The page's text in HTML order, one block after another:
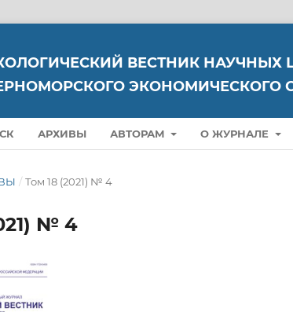
ВЕСТНИК НАУЧНЫХ
ЭКОНОМИЧЕСКОГО
АРХИВЫ АВТОРАМ О ЖУРНАЛЕ
/ Том 18 (2021) № 4
№ 4